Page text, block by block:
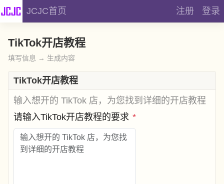
JCJC首页 注册 登录
TikTok开店教程
填写信息 → 生成内容
TikTok开店教程
输入想开的 TikTok 店，为您找到详细的开店教程
请输入TikTok开店教程的要求 *